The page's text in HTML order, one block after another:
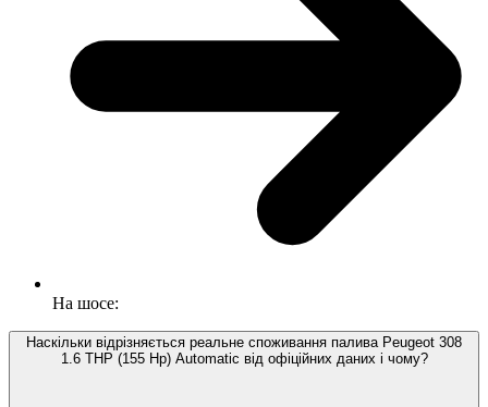
На шосе:
Наскільки відрізняється реальне споживання палива Peugeot 308
1.6 THP (155 Hp) Automatic від офіційних даних і чому?